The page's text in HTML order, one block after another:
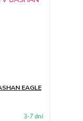
EAGLE
3-7 dní